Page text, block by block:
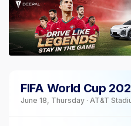
FIFA World Cup
June 18, Thursday · AT&T